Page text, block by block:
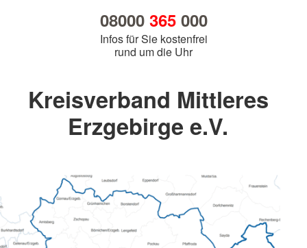
08000 365000
Infos für Sie kostenfrei
rund um die Uhr
Kreisverband Mittleres
Erzgebirge e.V.